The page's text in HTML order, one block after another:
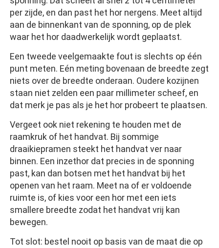
per zijde, en dan past het hor nergens. Meet altijd
aan de binnenkant van de sponning, op de plek
waar het hor daadwerkelijk wordt geplaatst.
Een tweede veelgemaakte fout is slechts op één
punt meten. Eén meting bovenaan de breedte zegt
niets over de breedte onderaan. Oudere kozijnen
staan niet zelden een paar millimeter scheef, en
dat merk je pas als je het hor probeert te plaatsen.
Vergeet ook niet rekening te houden met de
raamkruk of het handvat. Bij sommige
draaikiepramen steekt het handvat ver naar
binnen. Een inzethor dat precies in de sponning
past, kan dan botsen met het handvat bij het
openen van het raam. Meet na of er voldoende
ruimte is, of kies voor een hor met een iets
smallere breedte zodat het handvat vrij kan
bewegen.
Tot slot: bestel nooit op basis van de maat die op